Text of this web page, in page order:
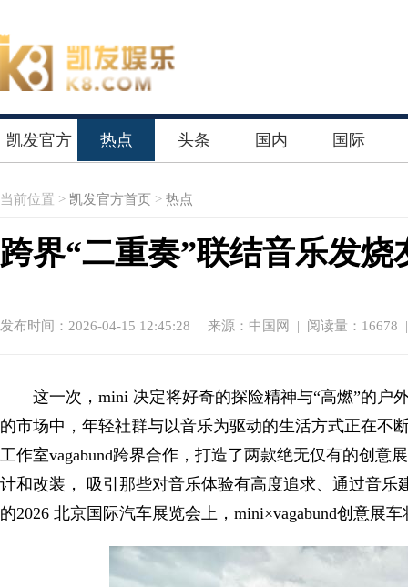
凯发官方 热点 头条 国内 国际
当前位置 > 凯发官方首页 > 热点
跨界“二重奏”联结音乐发
发布时间：2026-04-15 12:45:28 | 来源：中国网 | 阅读量：
这一次，mini 决定将好奇的探险精神与“高燃”的户
的市场中，年轻社群与以音乐为驱动的生活方式正在不
工作室vagabund跨界合作，打造了两款绝无仅有的创意
计和改装， 吸引那些对音乐体验有高度追求、通过音
的2026 北京国际汽车展览会上，mini×vagabund创意展